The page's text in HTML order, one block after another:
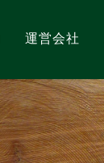
運営会社